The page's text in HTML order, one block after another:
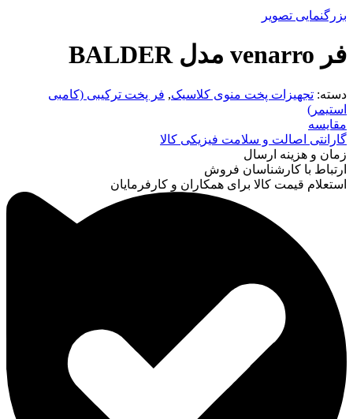
بزرگنمایی تصویر
فر venarro مدل BALDER
دسته: تجهیزات پخت منوی کلاسیک, فر پخت ترکیبی (کامبی
استیمر)
مقایسه
گارانتی اصالت و سلامت فیزیکی کالا
زمان و هزینه ارسال
ارتباط با کارشناسان فروش
استعلام قیمت کالا برای همکاران و کارفرمایان